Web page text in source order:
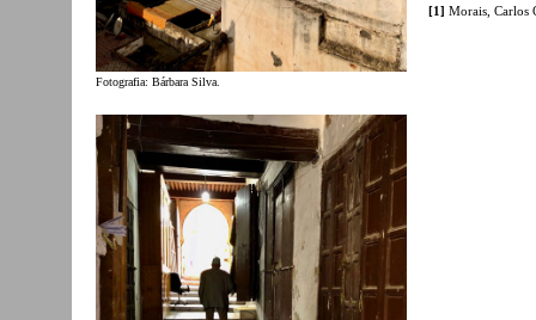
Fotografia: Bárbara Silva.
[1] Morais, Carlos